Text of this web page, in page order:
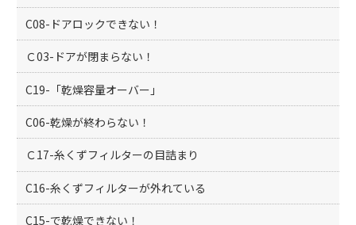
C08-ドアロックできない！
Ｃ03-ドアが閉まらない！
C19-「乾燥容量オーバー」
C06-乾燥が終わらない！
Ｃ17-糸くずフィルターの目詰まり
C16-糸くずフィルターが外れている
C15-で乾燥できない！